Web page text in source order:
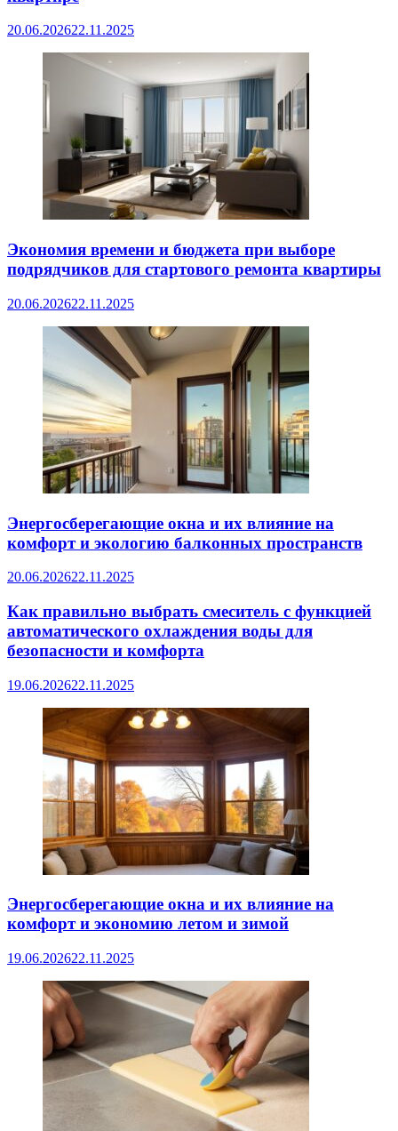
20.06.202622.11.2025
Экономия времени и бюджета при выборе
подрядчиков для стартового ремонта квартиры
20.06.202622.11.2025
Энергосберегающие окна и их влияние на
комфорт и экологию балконных пространств
20.06.202622.11.2025
Как правильно выбрать смеситель с функцией
автоматического охлаждения воды для
безопасности и комфорта
19.06.202622.11.2025
Энергосберегающие окна и их влияние на
комфорт и экономию летом и зимой
19.06.202622.11.2025